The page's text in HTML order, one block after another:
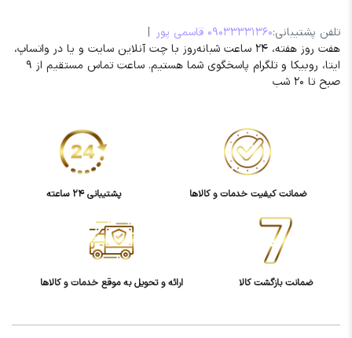
تلفن پشتیبانی:09033331360 قاسمی پور
|
هفت روز هفته، 24 ساعت شبانه‌روز با چت آنلاین سایت و یا در واتساپ،
ایتا، روبیکا و تلگرام پاسخگوی شما هستیم. ساعت تماس مستقیم از 9
صبح تا 20 شب
ضمانت کیفیت خدمات و کالاها پشتیبانی 24 ساعته
ضمانت بازگشت کالا ارائه و تحویل به موقع خدمات و کالاها